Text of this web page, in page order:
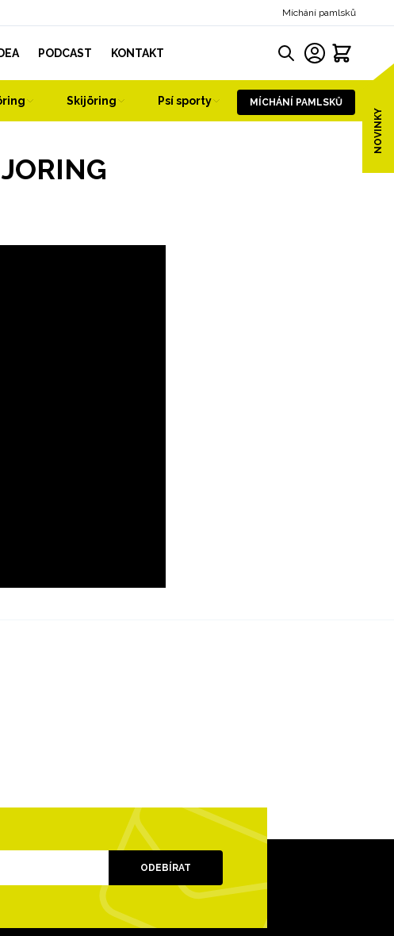
Míchání pamlsků
NOVINKY
PODCAST KONTAKT
Skijöring Psí sporty MÍCHÁNÍ PAMLSKŮ
ODEBÍRAT